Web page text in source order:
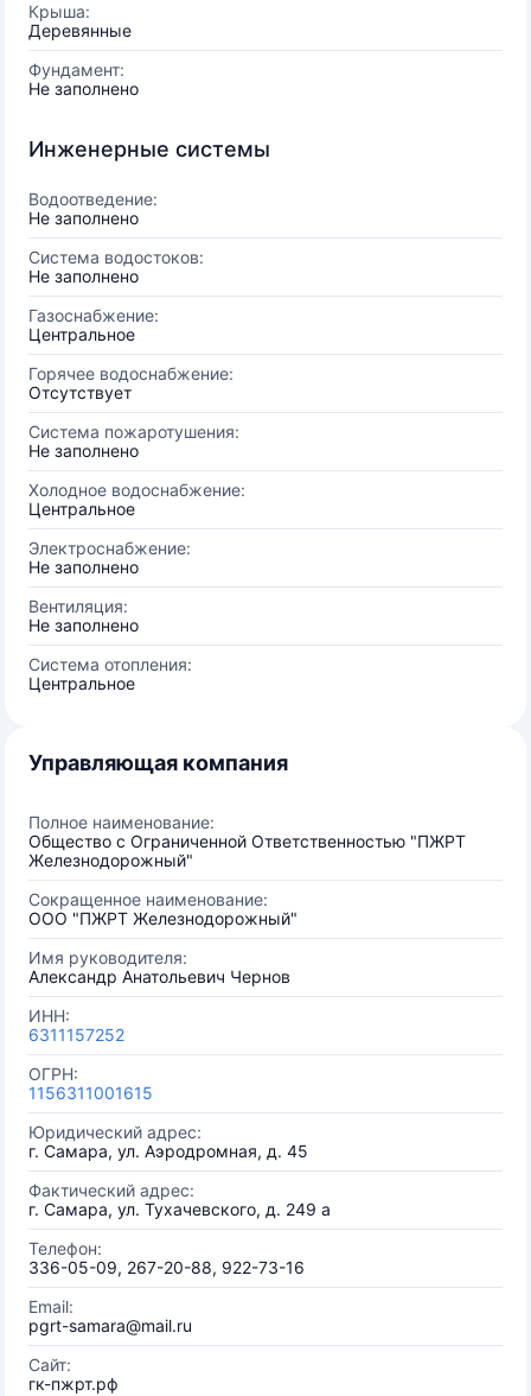
Крыша:
Деревянные
Фундамент:
Не заполнено
Инженерные системы
Водоотведение:
Не заполнено
Система водостоков:
Не заполнено
Газоснабжение:
Центральное
Горячее водоснабжение:
Отсутствует
Система пожаротушения:
Не заполнено
Холодное водоснабжение:
Центральное
Электроснабжение:
Не заполнено
Вентиляция:
Не заполнено
Система отопления:
Центральное
Управляющая компания
Полное наименование:
Общество с Ограниченной Ответственностью "ПЖРТ
Железнодорожный"
Сокращенное наименование:
ООО "ПЖРТ Железнодорожный"
Имя руководителя:
Александр Анатольевич Чернов
ИНН:
6311157252
ОГРН:
1156311001615
Юридический адрес:
г. Самара, ул. Аэродромная, д. 45
Фактический адрес:
г. Самара, ул. Тухачевского, д. 249 а
Телефон:
336-05-09, 267-20-88, 922-73-16
Email:
pgrt-samara@mail.ru
Сайт:
гк-пжрт.рф